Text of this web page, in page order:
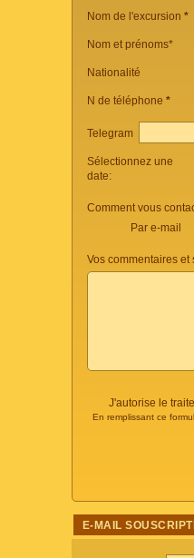
Nom de l'excursion *
Nom et prénoms*
Nationalité
N de téléphone *
Telegram
Sélectionnez une
date:
Comment vous
Par e-mail
Vos commentaires et
J'autorise le
En remplissant ce
E-MAIL